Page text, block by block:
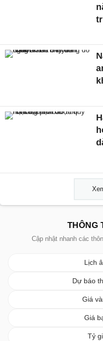
THÔNG
Cập nhật nhanh các
Lịch
Dự báo
Giá
Giá
Tỷ